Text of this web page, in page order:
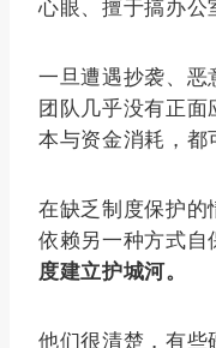
心眼、擅于搞办公
一旦遭遇抄袭、恶
团队几乎没有正
本与资金消耗，都
在缺乏制度保护的
依赖另一种方式自
度建立护城河。
他们很清楚，有些